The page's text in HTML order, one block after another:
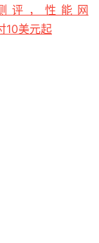
评，性能网
10美元起